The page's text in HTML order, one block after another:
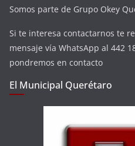
Somos parte de Grupo Okey
Si te interesa contactarnos te
mensaje vía WhatsApp al 442
pondremos en contacto
El Municipal Querétaro